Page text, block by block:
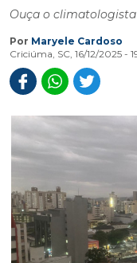
Ouça o
Por Maryele Cardoso
Criciúma, SC, 16/12/2025 -